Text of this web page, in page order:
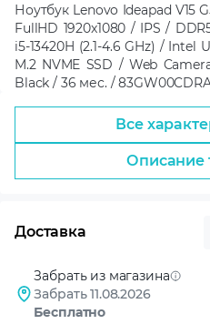
Ноутбук Lenovo Ideapad V15
FullHD 1920x1080 / IPS /
i5-13420H (2.1-4.6 GHz) / Intel
M.2 NVME SSD / Web
Black / 36 мес. /
Все
Описание
Доставка
Забрать из магазина
Забрать 11.08.2026
Бесплатно